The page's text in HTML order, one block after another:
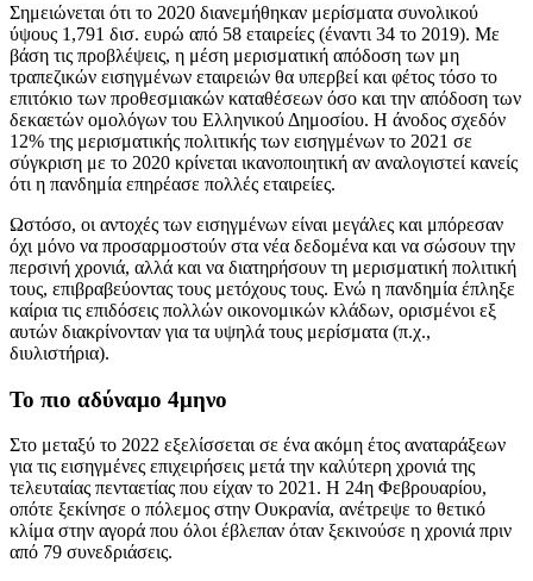
Σημειώνεται ότι το 2020 διανεμήθηκαν μερίσματα συνολικού
ύψους 1,791 δισ. ευρώ από 58 εταιρείες (έναντι 34 το 2019). Με
βάση τις προβλέψεις, η μέση μερισματική απόδοση των μη
τραπεζικών εισηγμένων εταιρειών θα υπερβεί και φέτος τόσο το
επιτόκιο των προθεσμιακών καταθέσεων όσο και την απόδοση των
δεκαετών ομολόγων του Ελληνικού Δημοσίου. Η άνοδος σχεδόν
12% της μερισματικής πολιτικής των εισηγμένων το 2021 σε
σύγκριση με το 2020 κρίνεται ικανοποιητική αν αναλογιστεί κανείς
ότι η πανδημία επηρέασε πολλές εταιρείες.
Ωστόσο, οι αντοχές των εισηγμένων είναι μεγάλες και μπόρεσαν
όχι μόνο να προσαρμοστούν στα νέα δεδομένα και να σώσουν την
περσινή χρονιά, αλλά και να διατηρήσουν τη μερισματική πολιτική
τους, επιβραβεύοντας τους μετόχους τους. Ενώ η πανδημία έπληξε
καίρια τις επιδόσεις πολλών οικονομικών κλάδων, ορισμένοι εξ
αυτών διακρίνονταν για τα υψηλά τους μερίσματα (π.χ.,
διυλιστήρια).
Το πιο αδύναμο 4μηνο
Στο μεταξύ το 2022 εξελίσσεται σε ένα ακόμη έτος αναταράξεων
για τις εισηγμένες επιχειρήσεις μετά την καλύτερη χρονιά της
τελευταίας πενταετίας που είχαν το 2021. Η 24η Φεβρουαρίου,
οπότε ξεκίνησε ο πόλεμος στην Ουκρανία, ανέτρεψε το θετικό
κλίμα στην αγορά που όλοι έβλεπαν όταν ξεκινούσε η χρονιά πριν
από 79 συνεδριάσεις.